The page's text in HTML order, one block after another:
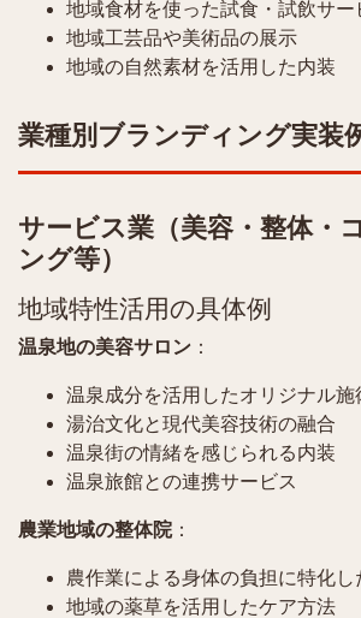
地域食材を使った試食・試飲サー
地域工芸品や美術品の展示
地域の自然素材を活用した内装
業種別ブランディング実装
サービス業（美容・整体・
ング等）
地域特性活用の具体例
温泉地の美容サロン ：
温泉成分を活用したオリジナル施
湯治文化と現代美容技術の融合
温泉街の情緒を感じられる内装
温泉旅館との連携サービス
農業地域の整体院：
農作業による身体の負担に特化し
地域の薬草を活用したケア方法